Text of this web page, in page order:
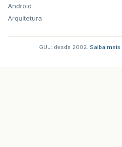
Android
Arquitetura
GUJ: desde 2002. Saiba mais